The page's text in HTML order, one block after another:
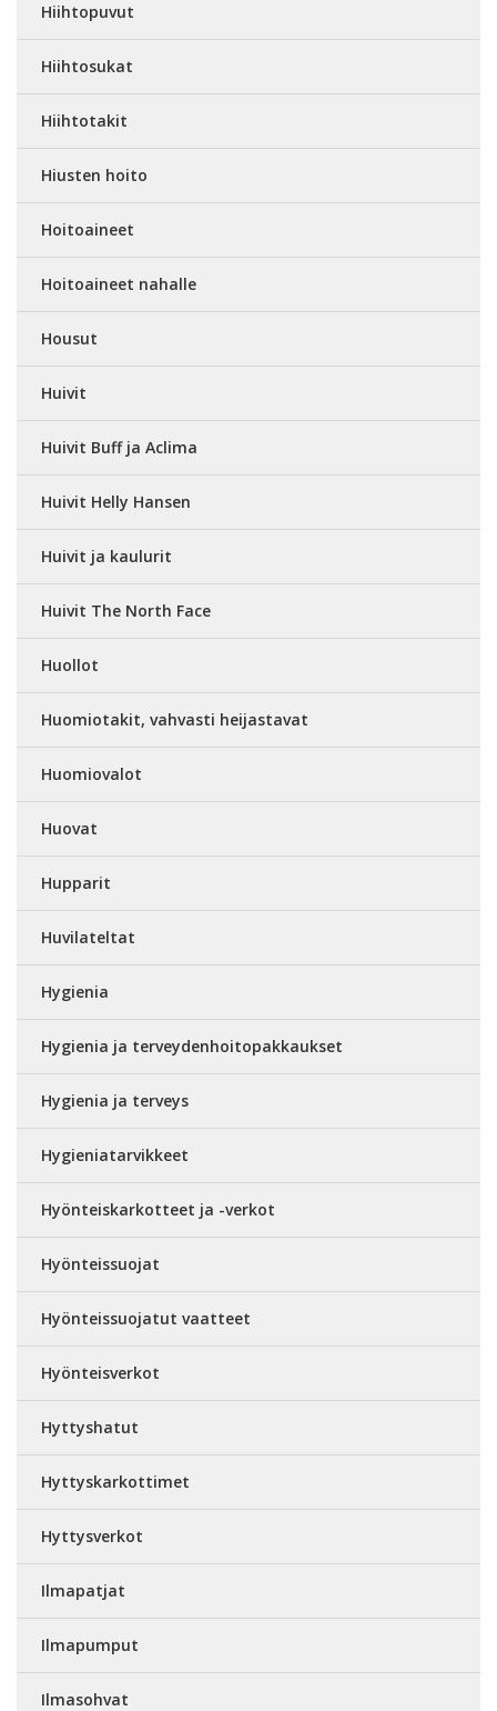
Hiihtopuvut
Hiihtosukat
Hiihtotakit
Hiusten hoito
Hoitoaineet
Hoitoaineet nahalle
Housut
Huivit
Huivit Buff ja Aclima
Huivit Helly Hansen
Huivit ja kaulurit
Huivit The North Face
Huollot
Huomiotakit, vahvasti heijastavat
Huomiovalot
Huovat
Hupparit
Huvilateltat
Hygienia
Hygienia ja terveydenhoitopakkaukset
Hygienia ja terveys
Hygieniatarvikkeet
Hyönteiskarkotteet ja -verkot
Hyönteissuojat
Hyönteissuojatut vaatteet
Hyönteisverkot
Hyttyshatut
Hyttyskarkottimet
Hyttysverkot
Ilmapatjat
Ilmapumput
Ilmasohvat